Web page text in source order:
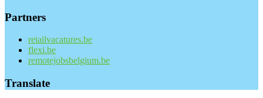
Partners
retailvacatures.be
flexi.be
remotejobsbelgium.be
Translate